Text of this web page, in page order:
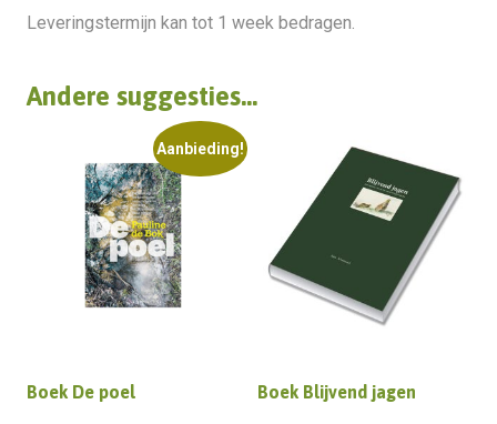
Leveringstermijn kan tot 1 week bedragen.
Andere suggesties…
Aanbieding!
Boek De poel Boek Blijvend jagen